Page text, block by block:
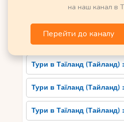
приваблює туристів з
прибутті сюди, ви
незабутнього веселощів
славиться своїми
тематичними парками,
шоу та безліччю нічних
Ви можете випробувати
екстремальних
верховинному велосипеді
Кращі готелі Таїланду
Тури в Таїланд (Тайланд)
Тури в Таїланд (Тайланд)
Тури в Таїланд (Тайланд)
на наш канал в
Перейти до каналу